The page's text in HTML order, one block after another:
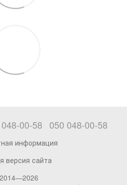
00-58 050 048-00-58
информация
версия сайта